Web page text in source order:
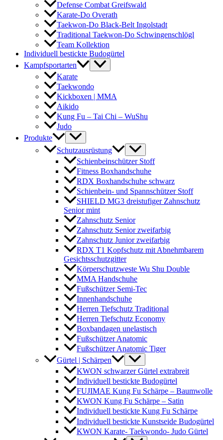
Defense Combat Greifswald
Karate-Do Overath
Taekwon-Do Black-Belt Ingolstadt
Traditional Taekwon-Do Schwingenschlögl
Team Kollektion
Individuell bestickte Budogürtel
Kampfsportarten
Karate
Taekwondo
Kickboxen | MMA
Aikido
Kung Fu – Tai Chi – WuShu
Judo
Produkte
Schutzausrüstung
Schienbeinschützer Stoff
Fitness Boxhandschuhe
RDX Boxhandschuhe schwarz
Schienbein- und Spannschützer Stoff
SHIELD MG3 dreistufiger Zahnschutz
Senior mint
Zahnschutz Senior
Zahnschutz Senior zweifarbig
Zahnschutz Junior zweifarbig
RDX T1 Kopfschutz mit Abnehmbarem
Gesichtsschutzgitter
Körperschutzweste Wu Shu Double
MMA Handschuhe
Fußschützer Semi-Tec
Innenhandschuhe
Herren Tiefschutz Traditional
Herren Tiefschutz Economy
Boxbandagen unelastisch
Fußschützer Anatomic
Fußschützer Anatomic Tiger
Gürtel | Schärpen
KWON schwarzer Gürtel extrabreit
Individuell bestickte Budogürtel
FUJIMAE Kung Fu Schärpe – Baumwolle
KWON Kung Fu Schärpe – Satin
Individuell bestickte Kung Fu Schärpe
Individuell bestickte Kunstseide Budogürtel
KWON Karate- Taekwondo- Judo Gürtel